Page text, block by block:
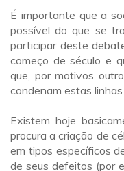
É importante que a
possível do que se
participar deste
começo de século e
que, por motivos
condenam estas
Existem hoje
procura a criação de
em tipos específicos
de seus defeitos (por